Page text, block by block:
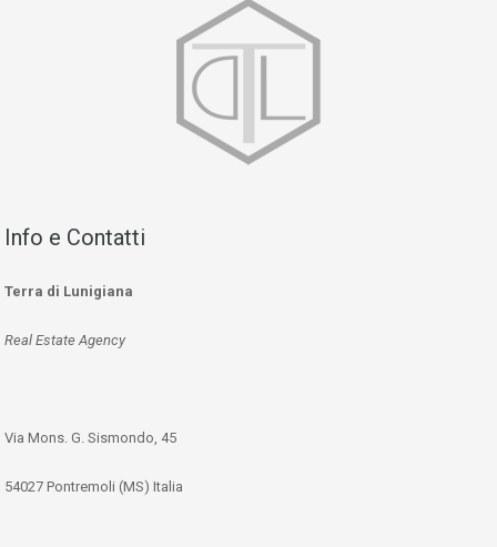
Info e Contatti
Terra di Lunigiana
Real Estate Agency
Via Mons. G. Sismondo, 45
54027 Pontremoli (MS) Italia